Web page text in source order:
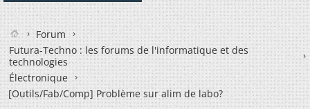
Forum
Futura-Techno : les forums de l'informatique et des
technologies
Électronique
[Outils/Fab/Comp] Problème sur alim de labo?